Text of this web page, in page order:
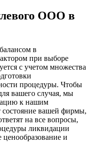
ООО в
в
при выборе
с учетом множества
процедуры. Чтобы
вашего случая, мы
к нашим
вашей фирмы,
на все вопросы,
ликвидации
и